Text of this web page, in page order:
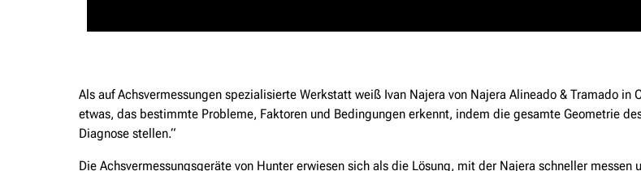
Als auf Achsvermessungen spezialisierte Werkstatt weiß Ivan Najera von Najera Alineado & Tramado
etwas, das bestimmte Probleme, Faktoren und Bedingungen erkennt, indem die gesamte Geometrie
Diagnose stellen.“
Die Achsvermessungsgeräte von Hunter erwiesen sich als die Lösung, mit der Najera schneller